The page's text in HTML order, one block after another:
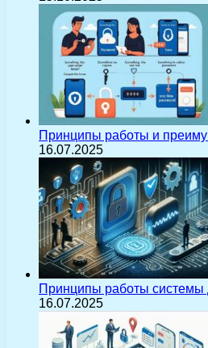
Принципы работы и
16.07.2025
Принципы работы системы
16.07.2025